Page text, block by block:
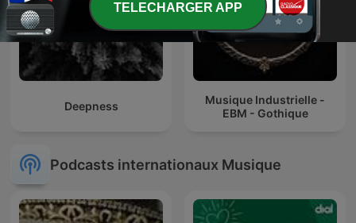
Deepness
Musique Industrielle -
EBM - Gothique
Podcasts internationaux Musique
TELECHARGER APP